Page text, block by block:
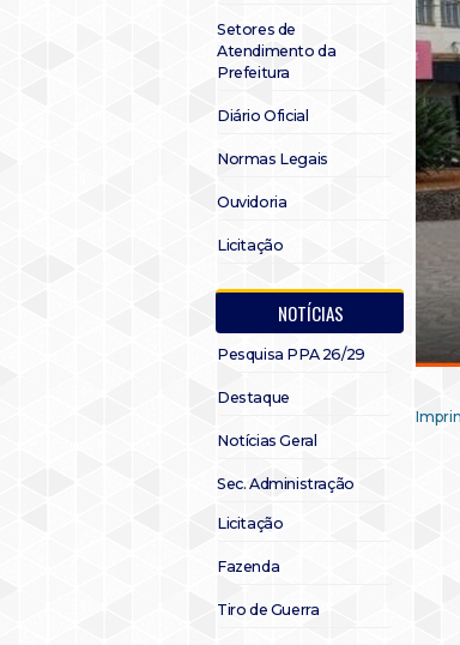
Setores de
Atendimento da
Prefeitura
Diário Oficial
Normas Legais
Ouvidoria
Licitação
NOTÍCIAS
Pesquisa PPA 26/29
Destaque
Notícias Geral
Sec. Administração
Licitação
Fazenda
Tiro de Guerra